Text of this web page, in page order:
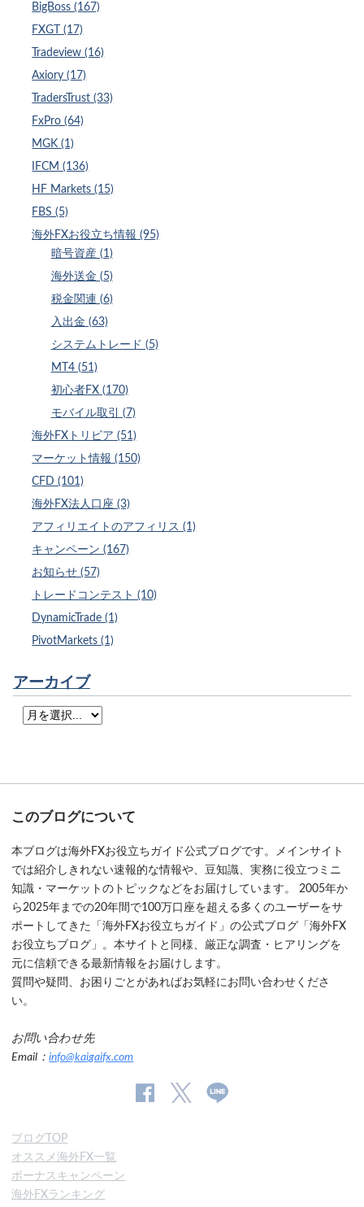
BigBoss (167)
FXGT (17)
Tradeview (16)
Axiory (17)
TradersTrust (33)
FxPro (64)
MGK (1)
IFCM (136)
HF Markets (15)
FBS (5)
海外FXお役立ち情報 (95)
暗号資産 (1)
海外送金 (5)
税金関連 (6)
入出金 (63)
システムトレード (5)
MT4 (51)
初心者FX (170)
モバイル取引 (7)
海外FXトリビア (51)
マーケット情報 (150)
CFD (101)
海外FX法人口座 (3)
アフィリエイトのアフィリス (1)
キャンペーン (167)
お知らせ (57)
トレードコンテスト (10)
DynamicTrade (1)
PivotMarkets (1)
アーカイブ
このブログについて
本ブログは海外FXお役立ちガイド公式ブログです。メインサイト
では紹介しきれない速報的な情報や、豆知識、実務に役立つミニ
知識・マーケットのトピックなどをお届けしています。 2005年か
ら2025年までの20年間で100万口座を超える多くのユーザーをサ
ポートしてきた「海外FXお役立ちガイド」の公式ブログ「海外FX
お役立ちブログ」。本サイトと同様、厳正な調査・ヒアリングを
元に信頼できる最新情報をお届けします。
質問や疑問、お困りごとがあればお気軽にお問い合わせくださ
い。
お問い合わせ先
Email：info@kaigaifx.com
ブログTOP
オススメ海外FX一覧
ボーナスキャンペーン
海外FXランキング